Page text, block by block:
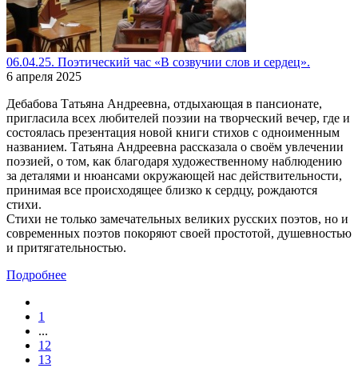
06.04.25. Поэтический час «В созвучии слов и сердец».
6 апреля 2025
Дебабова Татьяна Андреевна, отдыхающая в пансионате,
пригласила всех любителей поэзии на творческий вечер, где и
состоялась презентация новой книги стихов с одноименным
названием. Татьяна Андреевна рассказала о своём увлечении
поэзией, о том, как благодаря художественному наблюдению
за деталями и нюансами окружающей нас действительности,
принимая все происходящее близко к сердцу, рождаются
стихи.
Стихи не только замечательных великих русских поэтов, но и
современных поэтов покоряют своей простотой, душевностью
и притягательностью.
Подробнее
1
...
12
13